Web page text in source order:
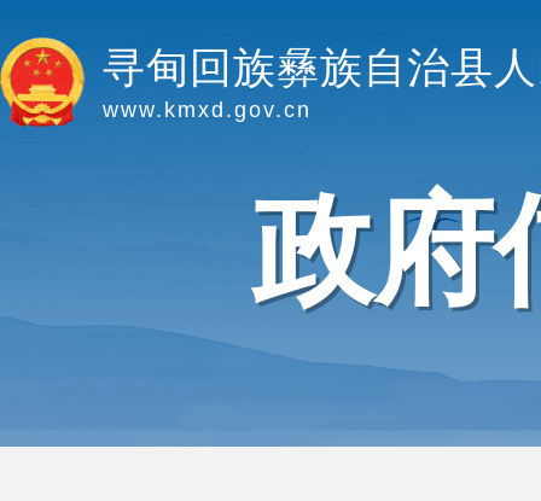
寻甸回族彝族自治县
www.kmxd.gov.cn
政府